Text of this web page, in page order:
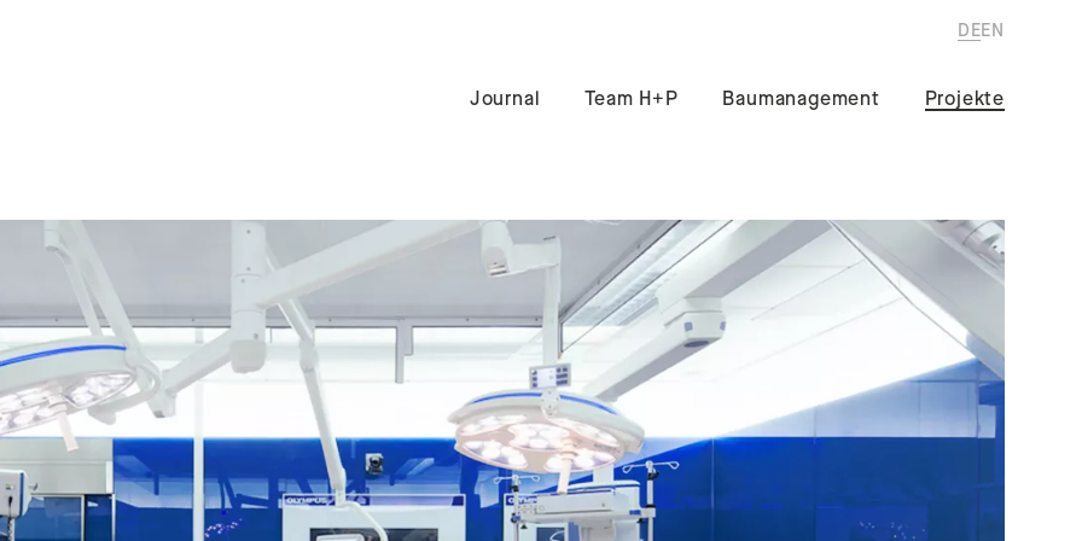
DEEN
Journal Team H+P Baumanagement Projekte